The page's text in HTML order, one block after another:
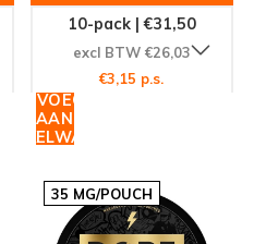
10-pack | €31,50
excl BTW €26,03
€3,15 p.s.
TOEVOEGEN
AAN
WINKELWAGEN
35 MG/POUCH